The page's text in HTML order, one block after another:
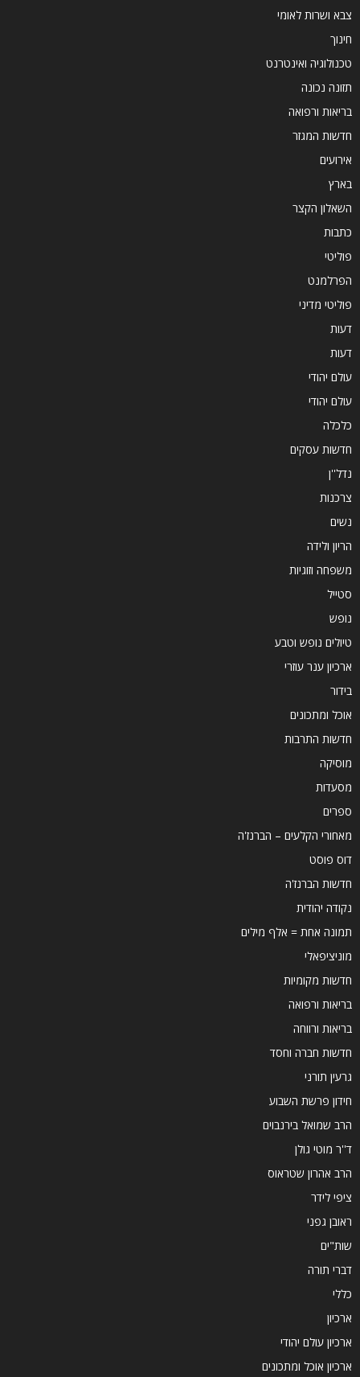
צבא ושרות לאומי
חינוך
טכנולוגיה ואינטרנט
תזונה נכונה
בריאות ורפואה
חדשות המגזר
אירועים
בארץ
השאלון הקצר
כתבות
פוליטי
הפרלמנט
פוליטי מדיני
דעות
דעות
עולם יהודי
עולם יהודי
כלכלה
חדשות עסקים
נדל''ן
צרכנות
נשים
הריון ולידה
משפחה וזוגיות
סטייל
נופש
טיולים נופש וטבע
ארכיון ענר עוזרי
בידור
אוכל ומתכונים
חדשות התרבות
מוסיקה
מסעדות
ספרים
מאחורי הקלעים – הברנז'ה
דוס פוסט
חדשות הברנז'ה
נקודה יהודית
תמונה אחת = אלף מילים
מוניציפאלי
חדשות מקומיות
בריאות ורפואה
בריאות ורווחה
חדשות חברה וחסד
גרעין תורני
חידון פרשת השבוע
הרב שמואל בירנבוים
ד''ר מוטי גולן
הרב אהרון שטראוס
ציפי לידר
ראובן גפני
שות"ים
דברי תורה
כללי
ארכיון
ארכיון עולם יהודי
ארכיון אוכל ומתכונים